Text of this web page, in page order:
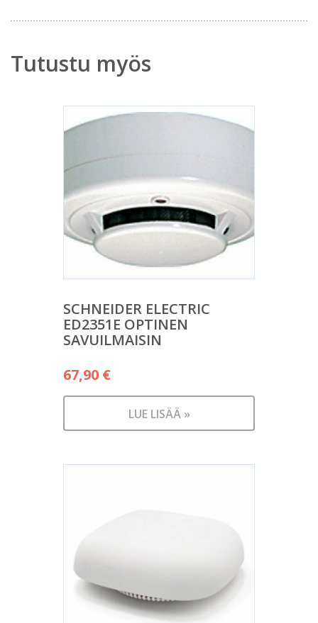
Tutustu myös
SCHNEIDER ELECTRIC
ED2351E OPTINEN
SAVUILMAISIN
67,90 €
LUE LISÄÄ »